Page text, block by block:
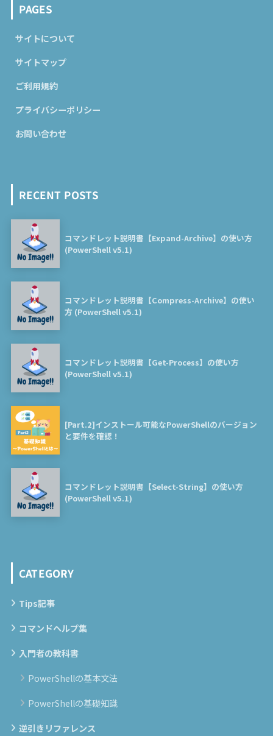
PAGES
サイトについて
サイトマップ
ご利用規約
プライバシーポリシー
お問い合わせ
RECENT POSTS
コマンドレット説明書【Expand-Archive】の使い方
(PowerShell v5.1)
コマンドレット説明書【Compress-Archive】の使い
方 (PowerShell v5.1)
コマンドレット説明書【Get-Process】の使い方
(PowerShell v5.1)
[Part.2]インストール可能なPowerShellのバージョン
と要件を確認！
コマンドレット説明書【Select-String】の使い方
(PowerShell v5.1)
CATEGORY
Tips記事
コマンドヘルプ集
入門者の教科書
PowerShellの基本文法
PowerShellの基礎知識
逆引きリファレンス